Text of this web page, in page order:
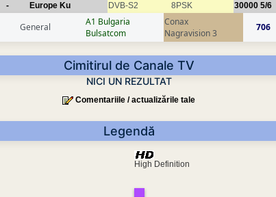
- Europe Ku DVB-S2 8PSK 30000 5/6
General
A1 Bulgaria
Bulsatcom
Conax
Nagravision 3
706
Cimitirul de Canale TV
NICI UN REZULTAT
Comentariile / actualizările tale
Legendă
High Definition